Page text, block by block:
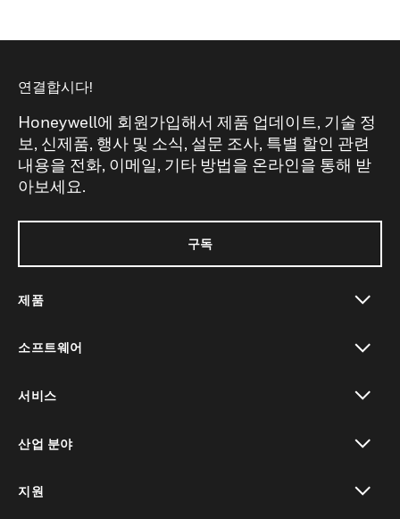
연결합시다!
Honeywell에 회원가입해서 제품 업데이트, 기술 정
보, 신제품, 행사 및 소식, 설문 조사, 특별 할인 관련
내용을 전화, 이메일, 기타 방법을 온라인을 통해 받
아보세요.
구독
제품
소프트웨어
서비스
산업 분야
지원